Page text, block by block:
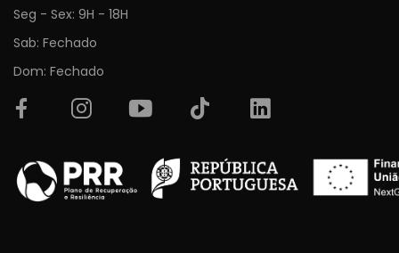
Seg - Sex: 9H - 18H
Sab: Fechado
Dom: Fechado